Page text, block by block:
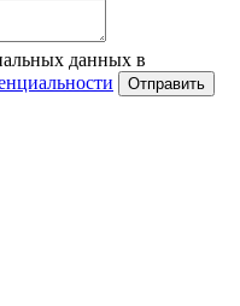
данных в
Отправить